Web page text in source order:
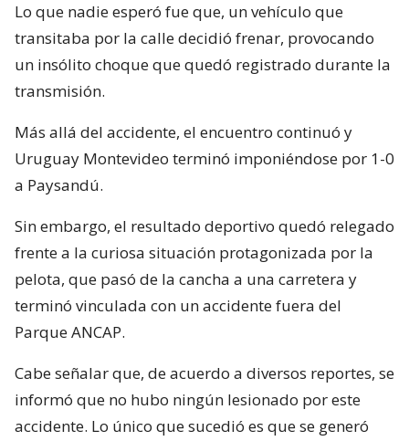
Lo que nadie esperó fue que, un vehículo que
transitaba por la calle decidió frenar, provocando
un insólito choque que quedó registrado durante la
transmisión.
Más allá del accidente, el encuentro continuó y
Uruguay Montevideo terminó imponiéndose por 1-0
a Paysandú.
Sin embargo, el resultado deportivo quedó relegado
frente a la curiosa situación protagonizada por la
pelota, que pasó de la cancha a una carretera y
terminó vinculada con un accidente fuera del
Parque ANCAP.
Cabe señalar que, de acuerdo a diversos reportes, se
informó que no hubo ningún lesionado por este
accidente. Lo único que sucedió es que se generó